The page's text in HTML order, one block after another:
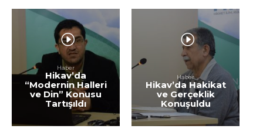
Haber
Hikav’da
“Modernin Halleri
ve Din” Konusu
Tartışıldı
Haber
Hikav’da Hakikat
ve Gerçeklik
Konuşuldu